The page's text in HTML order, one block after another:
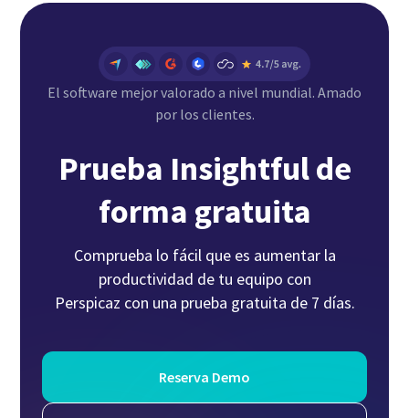
El software mejor valorado a nivel mundial. Amado
por los clientes.
Prueba Insightful de
forma gratuita
Comprueba lo fácil que es aumentar la
productividad de tu equipo con
Perspicaz con una prueba gratuita de 7 días.
Reserva Demo